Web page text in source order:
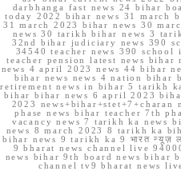
darbhanga fast news 24 bihar
today 2022 bihar news 31 march
31 march 2023 bihar news 30
news 30 tarikh bihar news 3
32nd bihar judiciary news 390
34540 teacher news 390
teacher pension latest news
news 4 april 2023 news 44 bihar
bihar news news 4 nation bihar
retirement news in bihar 5 tarikh
bihar bihar news 6 april 2023
2023
phase news bihar teacher 7th
vacancy news 7 tarikh ka news
news 8 march 2023 8 tarikh ka
bihar news 9 tarikh ka 9 भारत न्यूज़
9 bharat news channel live
news bihar 9th board news bihar
channel tv9 bharat news